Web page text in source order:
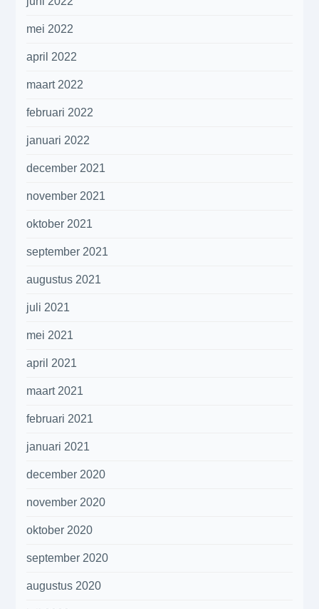
mei 2022
april 2022
maart 2022
februari 2022
januari 2022
december 2021
november 2021
oktober 2021
september 2021
augustus 2021
juli 2021
mei 2021
april 2021
maart 2021
februari 2021
januari 2021
december 2020
november 2020
oktober 2020
september 2020
augustus 2020